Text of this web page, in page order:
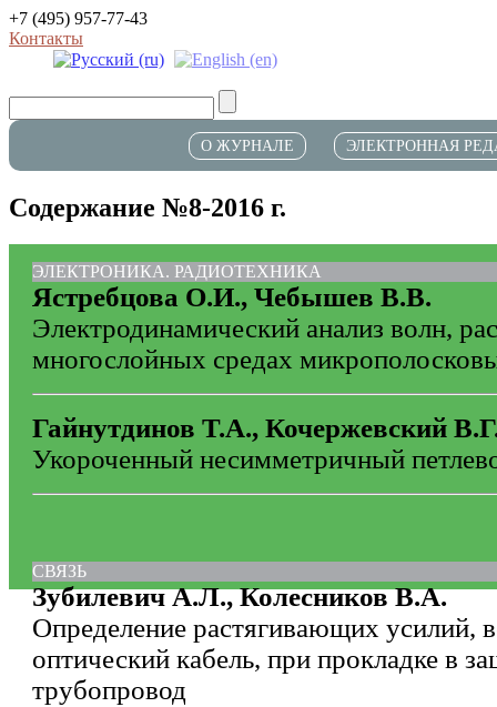
+7 (495) 957-77-43
Контакты
О ЖУРНАЛЕ ЭЛЕКТРОННАЯ
Содержание №8-2016 г.
ЭЛЕКТРОНИКА. РАДИОТЕХНИКА
Ястребцова О.И., Чебышев В.В.
Электродинамический анализ волн,
многослойных средах
Гайнутдинов Т.А., Кочержевский
Укороченный несимметричный
СВЯЗЬ
Зубилевич А.Л., Колесников В.А.
Определение растягивающих усилий,
оптический кабель, при прокладке в
трубопровод